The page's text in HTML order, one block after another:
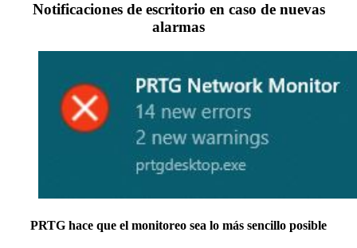
Notificaciones de escritorio en caso de nuevas
alarmas
PRTG hace que el monitoreo sea lo más sencillo posible